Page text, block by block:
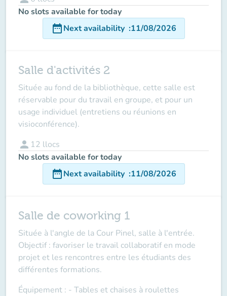
No slots available for today
date_rangeNext availability :11/08/2026
Salle d'activités 2
Située au fond de la bibliothèque, cette salle est
réservable pour du travail en groupe, et pour un
usage individuel (entretiens ou réunions en
visioconférence).
person 12 llocs
No slots available for today
date_rangeNext availability :11/08/2026
Salle de coworking 1
Située à l'angle de la Cour Pinel, salle à l'entrée.
Objectif : favoriser le travail collaboratif en mode
projet et les rencontres entre les étudiants des
différentes formations.
Équipement : - Tables et chaises à roulettes